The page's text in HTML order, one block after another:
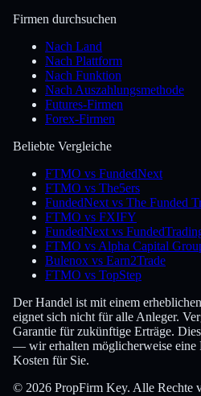
Firmen durchsuchen
Nach Land
Nach Plattform
Nach Funktion
Nach Auszahlungsmethode
Futures-Firmen
Forex-Firmen
Beliebte Vergleiche
FTMO vs FundedNext
FTMO vs The5ers
FundedNext vs The Funded
FTMO vs FXIFY
FundedNext vs
FTMO vs Alpha Capital
Bulenox vs Earn2Trade
FTMO vs TopStep
Der Handel ist mit einem
eignet sich nicht für alle Anleger.
Garantie für zukünftige Erträge.
— wir erhalten möglicherweise eine
Kosten für Sie.
© 2026 PropFirm Key. Alle Rechte